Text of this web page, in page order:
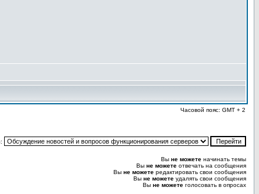
Часовой пояс: GMT + 2
Вы не можете начинать темы
Вы не можете отвечать на сообщения
Вы не можете редактировать свои сообщения
Вы не можете удалять свои сообщения
Вы не можете голосовать в опросах